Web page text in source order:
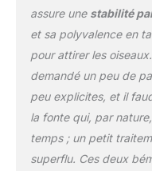
assure une stabilité
et sa polyvalence en
pour attirer les
demandé un peu de
peu explicites, et il
la fonte qui, par
temps ; un petit
superflu. Ces deux